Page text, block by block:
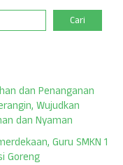
Cari
dan Penanganan
Wujudkan
dan Nyaman
Guru SMKN 1
Goreng